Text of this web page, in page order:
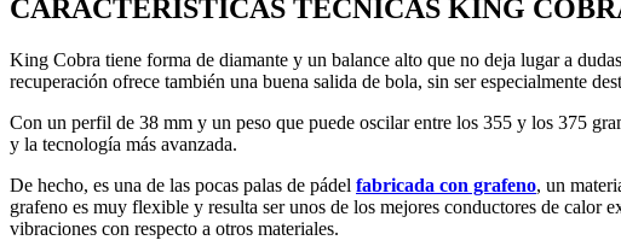
CARÁCTERÍSTICAS TÉCNICAS KING
King Cobra tiene forma de diamante y un balance alto que no deja lugar a
recuperación ofrece también una buena salida de bola, sin ser especialmente
Con un perfil de 38 mm y un peso que puede oscilar entre los 355 y los 375
y la tecnología más avanzada.
De hecho, es una de las pocas palas de pádel fabricada con grafeno, un
grafeno es muy flexible y resulta ser unos de los mejores conductores de calor
vibraciones con respecto a otros materiales.